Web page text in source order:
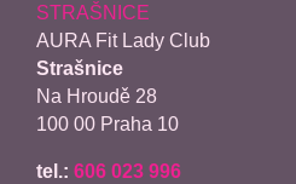
STRAŠNICE
AURA Fit Lady Club
Strašnice
Na Hroudě 28
100 00 Praha 10
tel.: 606 023 996